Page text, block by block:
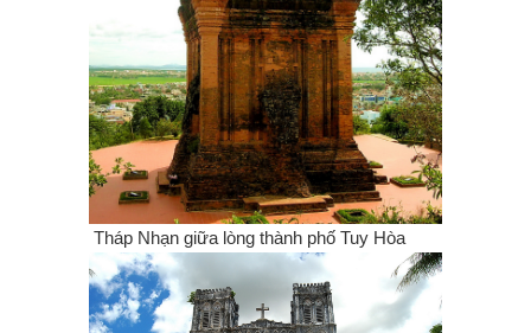
Tháp Nhạn giữa lòng thành phố Tuy Hòa